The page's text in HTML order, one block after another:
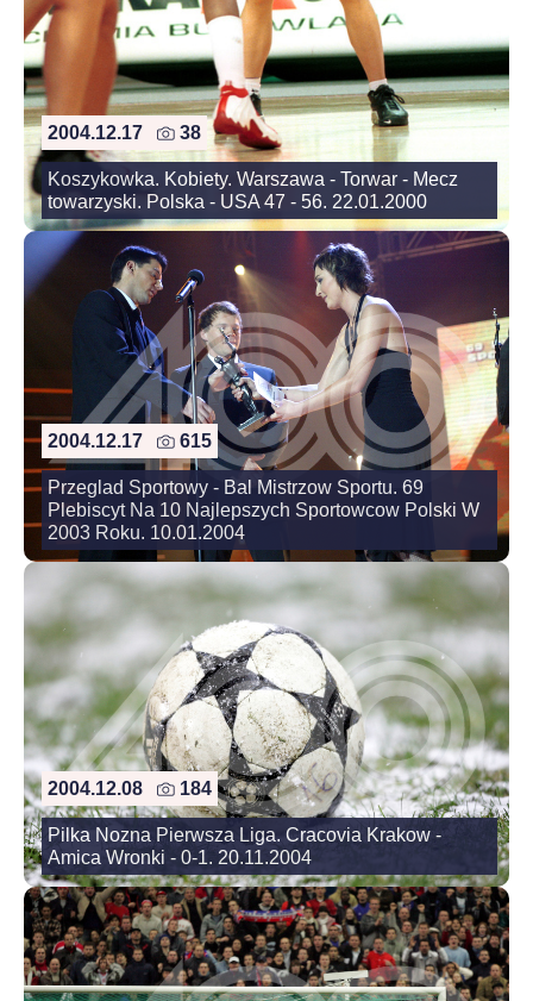
2004.12.17 38
Koszykowka. Kobiety. Warszawa - Torwar - Mecz
towarzyski. Polska - USA 47 - 56. 22.01.2000
2004.12.17 615
Przeglad Sportowy - Bal Mistrzow Sportu. 69
Plebiscyt Na 10 Najlepszych Sportowcow Polski W
2003 Roku. 10.01.2004
2004.12.08 184
Pilka Nozna Pierwsza Liga. Cracovia Krakow -
Amica Wronki - 0-1. 20.11.2004